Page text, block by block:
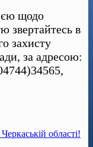
щодо
звертайтесь в
захисту
за адресою:
області!